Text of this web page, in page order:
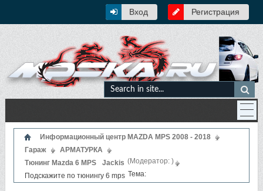
Вход Регистрация
Информационный центр MAZDA MPS 2008 - 2018
Гараж
АРМАТУРКА
Тюнинг Mazda 6 MPS
(Модератор:
Jackis
)
Тема:
Подскажите по тюнингу 6 mps